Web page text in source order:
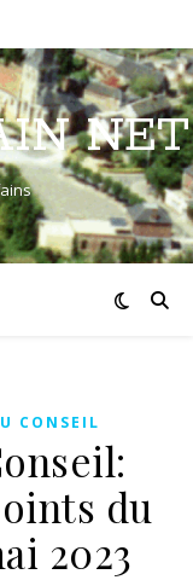
NET
CONSEIL
du
2023